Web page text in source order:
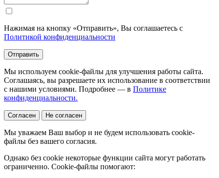
Нажимая на кнопку «Отправить», Вы соглашаетесь с
Политикой конфиденциальности
Отправить
Мы используем cookie-файлы для улучшения работы сайта.
Соглашаясь, вы разрешаете их использование в соответствии
с нашими условиями. Подробнее — в Политике
конфиденциальности.
Согласен Не согласен
Мы уважаем Ваш выбор и не будем использовать cookie-
файлы без вашего согласия.
Однако без cookie некоторые функции сайта могут работать
ограниченно. Cookie-файлы помогают: